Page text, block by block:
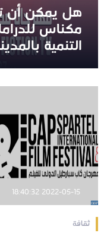
مكناس
التنمية
2022-05-15 18:40:32
ثقافة